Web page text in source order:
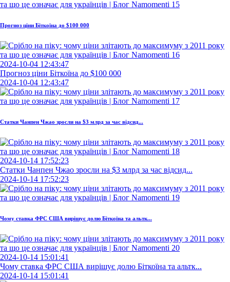
Прогноз ціни Біткоїна до $100 000
2024-10-04 12:43:47
Прогноз ціни Біткоїна до $100 000
2024-10-04 12:43:47
Статки Чанпен Чжао зросли на $3 млрд за час відсид...
2024-10-14 17:52:23
Статки Чанпен Чжао зросли на $3 млрд за час відсид...
2024-10-14 17:52:23
Чому ставка ФРС США вирішує долю Біткоїна та альтк...
2024-10-14 15:01:41
Чому ставка ФРС США вирішує долю Біткоїна та альтк...
2024-10-14 15:01:41